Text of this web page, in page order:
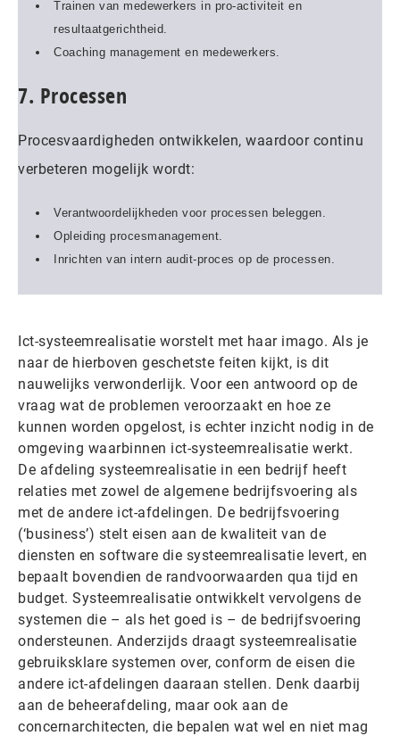
Trainen van medewerkers in pro-activiteit en
resultaatgerichtheid.
Coaching management en medewerkers.
7. Processen
Procesvaardigheden ontwikkelen, waardoor continu
verbeteren mogelijk wordt:
Verantwoordelijkheden voor processen beleggen.
Opleiding procesmanagement.
Inrichten van intern audit-proces op de processen.
Ict-systeemrealisatie worstelt met haar imago. Als je
naar de hierboven geschetste feiten kijkt, is dit
nauwelijks verwonderlijk. Voor een antwoord op de
vraag wat de problemen veroorzaakt en hoe ze
kunnen worden opgelost, is echter inzicht nodig in de
omgeving waarbinnen ict-systeemrealisatie werkt.
De afdeling systeemrealisatie in een bedrijf heeft
relaties met zowel de algemene bedrijfsvoering als
met de andere ict-afdelingen. De bedrijfsvoering
(‘business’) stelt eisen aan de kwaliteit van de
diensten en software die systeemrealisatie levert, en
bepaalt bovendien de randvoorwaarden qua tijd en
budget. Systeemrealisatie ontwikkelt vervolgens de
systemen die – als het goed is – de bedrijfsvoering
ondersteunen. Anderzijds draagt systeemrealisatie
gebruiksklare systemen over, conform de eisen die
andere ict-afdelingen daaraan stellen. Denk daarbij
aan de beheerafdeling, maar ook aan de
concernarchitecten, die bepalen wat wel en niet mag